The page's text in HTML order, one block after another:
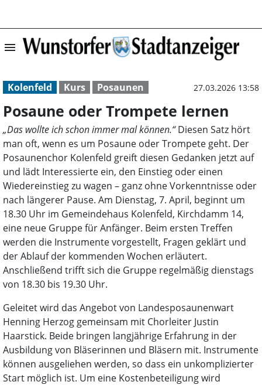
menu Posaune oder
Kolenfeld Kurs Posaunen 27.03.2026 13:58
Posaune oder Trompete lernen
„Das wollte ich schon immer mal können.“Diesen Satz hört
man oft, wenn es um Posaune oder Trompete geht. Der
Posaunenchor Kolenfeld greift diesen Gedanken jetzt auf
und lädt Interessierte ein, den Einstieg oder einen
Wiedereinstieg zu wagen – ganz ohne Vorkenntnisse oder
nach längerer Pause. Am Dienstag, 7. April, beginnt um
18.30 Uhr im Gemeindehaus Kolenfeld, Kirchdamm 14,
eine neue Gruppe für Anfänger. Beim ersten Treffen
werden die Instrumente vorgestellt, Fragen geklärt und
der Ablauf der kommenden Wochen erläutert.
Anschließend trifft sich die Gruppe regelmäßig dienstags
von 18.30 bis 19.30 Uhr.
Geleitet wird das Angebot von Landesposaunenwart
Henning Herzog gemeinsam mit Chorleiter Justin
Haarstick. Beide bringen langjährige Erfahrung in der
Ausbildung von Bläserinnen und Bläsern mit. Instrumente
können ausgeliehen werden, so dass ein unkomplizierter
Start möglich ist. Um eine Kostenbeteiligung wird